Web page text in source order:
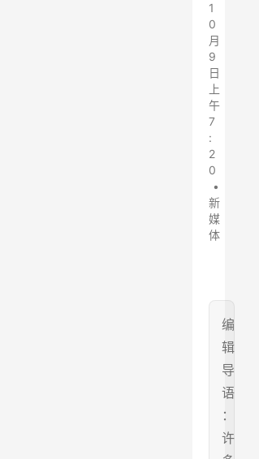
1
0
月
9
日
上
午
7
:
2
0
•
新
媒
体
编
辑
导
语
：
许